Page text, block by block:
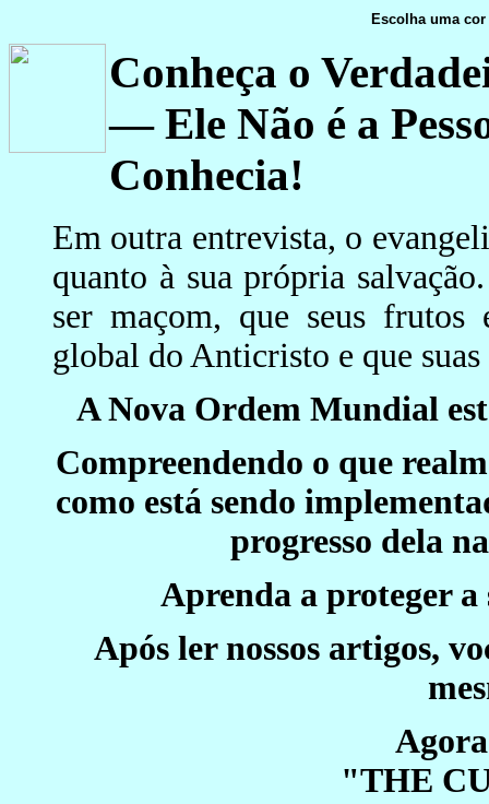
Escolha uma
Conheça o
— Ele Não é a
Conhecia!
Em outra entrevista, o
quanto à sua própria
ser maçom, que seus frutos
global do Anticristo e que
A Nova Ordem Mundial
Compreendendo o que
como está sendo
progresso dela
Aprenda a proteger a
Após ler nossos artigos,
"THE